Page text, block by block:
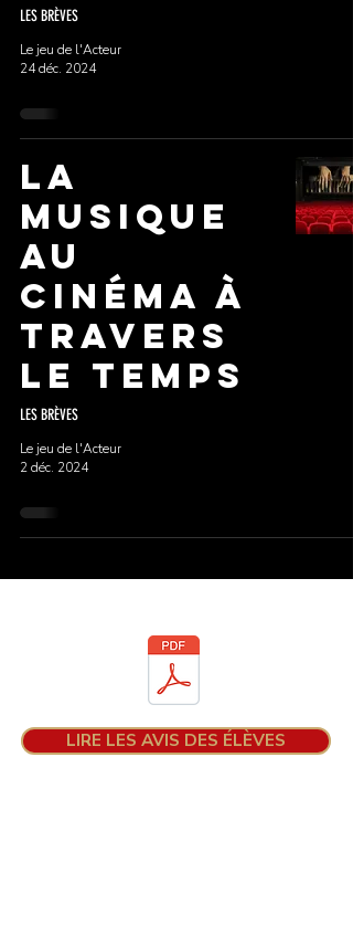
LES BRÈVES
Le jeu de l'Acteur
24 déc. 2024
La
musique
au
cinéma à
travers
le temps
LES BRÈVES
Le jeu de l'Acteur
2 déc. 2024
LIRE LES AVIS DES ÉLÈVES